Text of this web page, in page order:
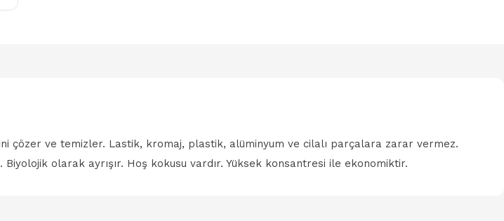
çözer ve temizler. Lastik, kromaj, plastik, alüminyum ve cilalı parçalara zarar vermez.
olarak ayrışır. Hoş kokusu vardır. Yüksek konsantresi ile ekonomiktir.